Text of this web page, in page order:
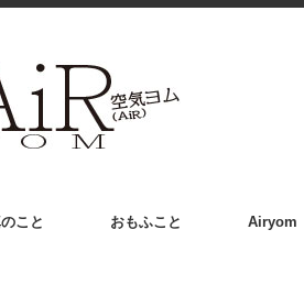
こと おもふこと Airyom